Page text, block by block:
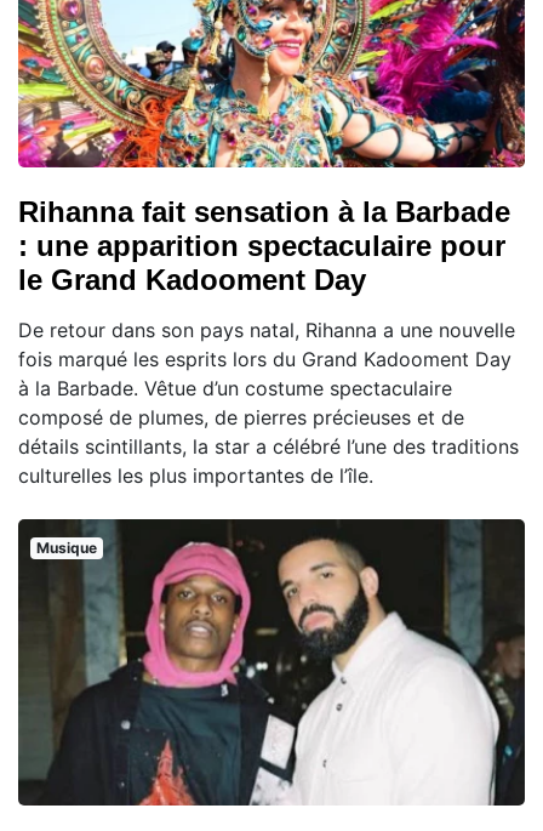
Rihanna fait sensation à la Barbade
: une apparition spectaculaire pour
le Grand Kadooment Day
De retour dans son pays natal, Rihanna a une nouvelle
fois marqué les esprits lors du Grand Kadooment Day
à la Barbade. Vêtue d’un costume spectaculaire
composé de plumes, de pierres précieuses et de
détails scintillants, la star a célébré l’une des traditions
culturelles les plus importantes de l’île.
Musique